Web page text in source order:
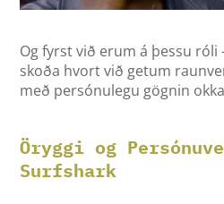
Og fyrst við erum á þessu róli
skoða hvort við getum
með persónulegu gögnin
Öryggi og
Surfshark